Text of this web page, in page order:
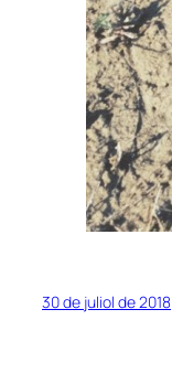
30 de juliol de 2018